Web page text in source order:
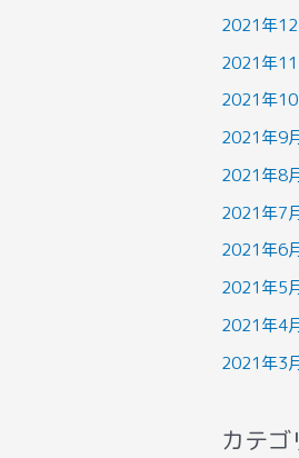
2021年
2021年
2021年
2021年9
2021年8
2021年7
2021年6
2021年5
2021年4
2021年3
カテゴ